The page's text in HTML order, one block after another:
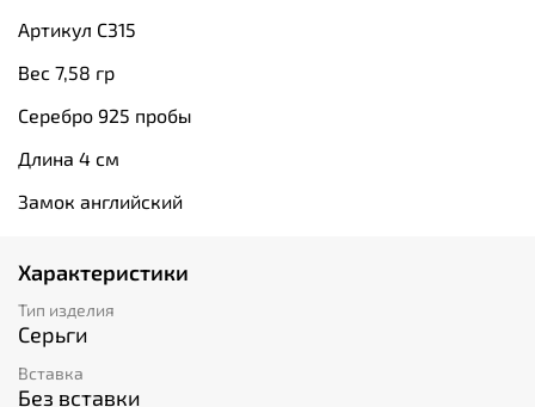
Артикул С315
Вес 7,58 гр
Серебро 925 пробы
Длина 4 см
Замок английский
Характеристики
Тип изделия
Серьги
Вставка
Без вставки